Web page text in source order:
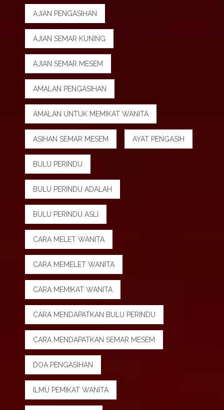
AJIAN PENGASIHAN
AJIAN SEMAR KUNING
AJIAN SEMAR MESEM
AMALAN PENGASIHAN
AMALAN UNTUK MEMIKAT WANITA
ASIHAN SEMAR MESEM AYAT PENGASIH
BULU PERINDU
BULU PERINDU ADALAH
BULU PERINDU ASLI
CARA MELET WANITA
CARA MEMELET WANITA
CARA MEMIKAT WANITA
CARA MENDAPATKAN BULU PERINDU
CARA MENDAPATKAN SEMAR MESEM
DOA PENGASIHAN
ILMU PEMIKAT WANITA